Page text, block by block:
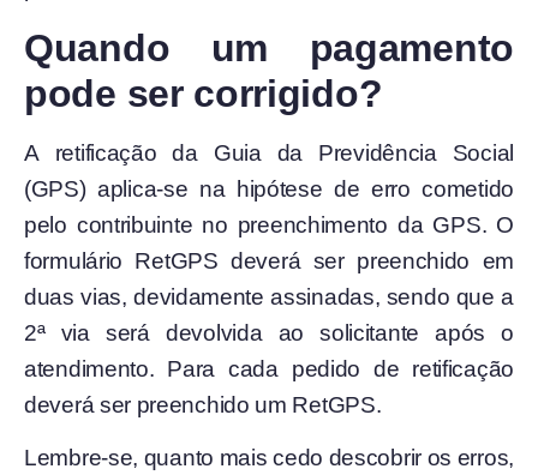
Quando um pagamento
pode ser corrigido?
A retificação da Guia da Previdência Social
(GPS) aplica-se na hipótese de erro cometido
pelo contribuinte no preenchimento da GPS. O
formulário RetGPS deverá ser preenchido em
duas vias, devidamente assinadas, sendo que a
2ª via será devolvida ao solicitante após o
atendimento. Para cada pedido de retificação
deverá ser preenchido um RetGPS.
Lembre-se, quanto mais cedo descobrir os erros,